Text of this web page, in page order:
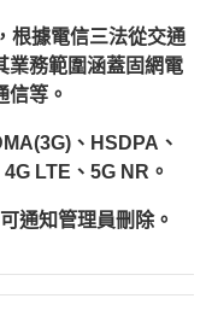
根據電信三法從交通
業務範圍涵蓋固網電
信等。
、HSDPA、
LTE、5G NR。
通知管理員刪除。